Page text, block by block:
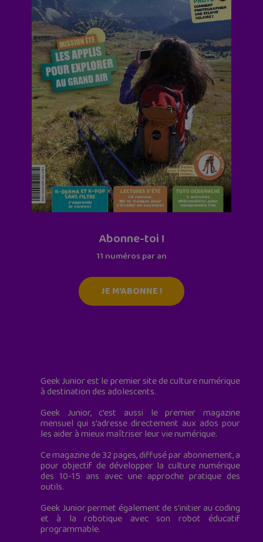
Abonne-toi !
11 numéros par an
JE M'ABONNE !
Geek Junior est le premier site de culture numérique
à destination des adolescents.
Geek Junior, c’est aussi le premier magazine
mensuel qui s’adresse directement aux ados pour
les aider à mieux maîtriser leur vie numérique.
Ce magazine de 32 pages, diffusé par abonnement, a
pour objectif de développer la culture numérique
des 10-15 ans avec une approche pratique des
outils.
Geek Junior permet également de s'initier au coding
et à la robotique avec son robot éducatif
programmable.